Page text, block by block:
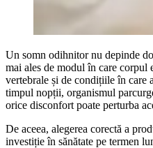
Un somn odihnitor nu depinde
mai ales de modul în care corpul
vertebrale și de condițiile în care
timpul nopții, organismul
orice disconfort poate perturba
De aceea, alegerea corectă a
investiție în sănătate pe termen